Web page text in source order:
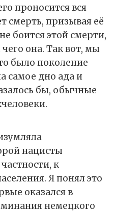
проносится вся
смерть, призывая её
боится этой смерти,
она. Так вот, мы
было поколение
самое дно ада и
бы, обычные
нацисты
к
Я понял это
оказался в
немецкого